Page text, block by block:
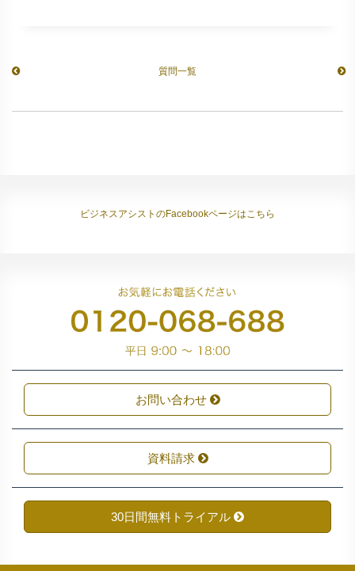
質問一覧
ビジネスアシストのFacebookページはこちら
お問い合わせ
資料請求
30日間無料トライアル